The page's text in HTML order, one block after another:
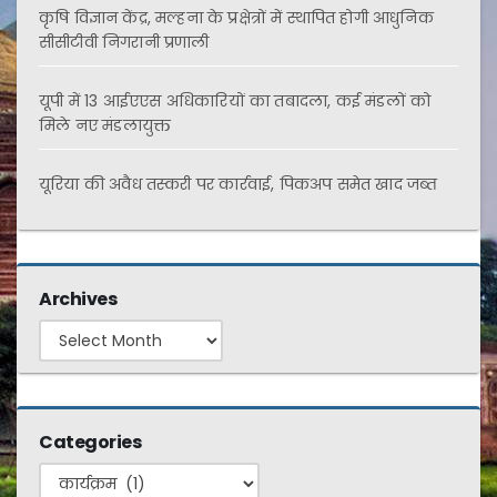
कृषि विज्ञान केंद्र, मल्हना के प्रक्षेत्रों में स्थापित होगी आधुनिक
सीसीटीवी निगरानी प्रणाली
यूपी में 13 आईएएस अधिकारियों का तबादला, कई मंडलों को
मिले नए मंडलायुक्त
यूरिया की अवैध तस्करी पर कार्रवाई, पिकअप समेत खाद जब्त
Archives
Archives
Categories
Categories